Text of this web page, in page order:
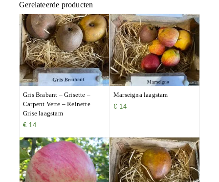
Gerelateerde producten
Gris Brabant – Grisette –
Carpent Verte – Reinette
Grise laagstam
€ 14
Marseigna laagstam
€ 14